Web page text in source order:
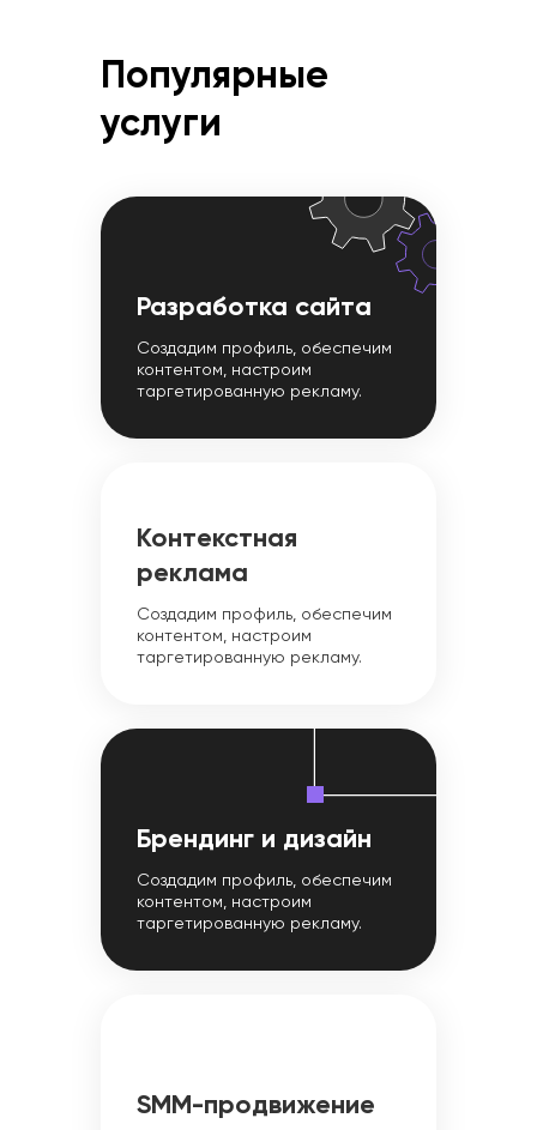
Популярные
услуги
Разработка сайта
Создадим профиль, обеспечим
контентом, настроим
таргетированную рекламу.
Контекстная
реклама
Создадим профиль, обеспечим
контентом, настроим
таргетированную рекламу.
Брендинг и дизайн
Создадим профиль, обеспечим
контентом, настроим
таргетированную рекламу.
SMM-продвижение